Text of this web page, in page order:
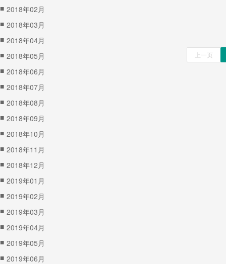
■ 2018年02月
■ 2018年03月
■ 2018年04月
■ 2018年05月
■ 2018年06月
■ 2018年07月
■ 2018年08月
■ 2018年09月
■ 2018年10月
■ 2018年11月
■ 2018年12月
■ 2019年01月
■ 2019年02月
■ 2019年03月
■ 2019年04月
■ 2019年05月
■ 2019年06月
上一页